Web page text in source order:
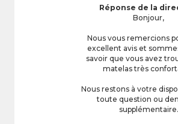
Réponse de la
Bonjour,
Nous vous remercions
excellent avis et
savoir que vous avez
matelas très
Nous restons à votre
toute question ou
supplémentaire.